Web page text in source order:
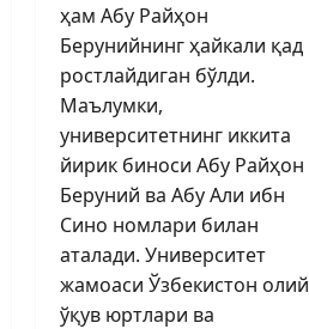
ҳам Абу Райҳон
Берунийнинг ҳайкали қад
ростлайдиган бўлди.
Маълумки,
университетнинг иккита
йирик биноси Абу Райҳон
Беруний ва Абу Али ибн
Сино номлари билан
аталади. Университет
жамоаси Ўзбекистон олий
ўқув юртлари ва